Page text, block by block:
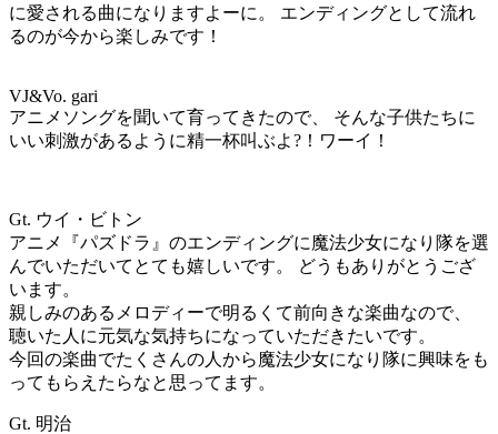
に愛される曲になりますよーに。 エンディングとして流れ
るのが今から楽しみです！
VJ&Vo. gari
アニメソングを聞いて育ってきたので、 そんな子供たちに
いい刺激があるように精一杯叫ぶよ?！ワーイ！
Gt. ウイ・ビトン
アニメ『パズドラ』のエンディングに魔法少女になり隊を選
んでいただいてとても嬉しいです。 どうもありがとうござ
います。
親しみのあるメロディーで明るくて前向きな楽曲なので、
聴いた人に元気な気持ちになっていただきたいです。
今回の楽曲でたくさんの人から魔法少女になり隊に興味をも
ってもらえたらなと思ってます。
Gt. 明治